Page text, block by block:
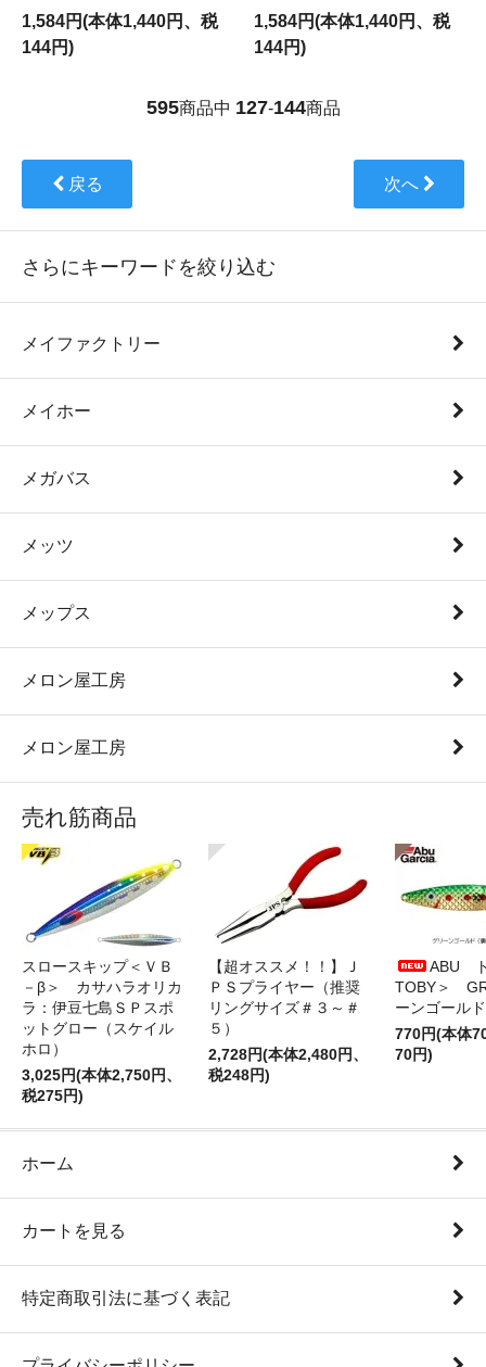
1,584円(本体1,440円、税
144円)
1,584円(本体1,440円、税
144円)
595商品中 127-144商品
戻る 次へ
さらにキーワードを絞り込む
メイファクトリー
メイホー
メガバス
メッツ
メップス
メロン屋工房
メロン屋工房
売れ筋商品
スロースキップ＜ＶＢ
－β＞ カサハラオリカ
ラ：伊豆七島ＳＰスポ
ットグロー（スケイル
ホロ）
3,025円(本体2,750円、
税275円)
【超オススメ！！】Ｊ
ＰＳプライヤー（推奨
リングサイズ＃３～＃
５）
2,728円(本体2,480円、
税248円)
ABU
TOBY＞
ーンゴールド
770円(本体
70円)
ホーム
カートを見る
特定商取引法に基づく表記